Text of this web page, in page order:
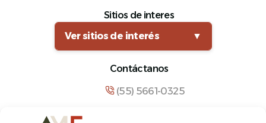
Sitios de interes
Ver sitios de interés
▼
Contáctanos
(55) 5661-0325